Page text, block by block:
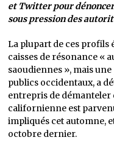
et Twitter pour
sous pression des
La plupart de ces profils
caisses de résonance «
saoudiennes », mais
publics occidentaux, a
entrepris de démanteler
californienne est
impliqués cet automne,
octobre dernier.